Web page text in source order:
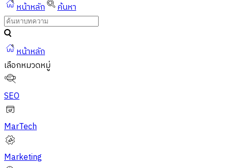
หน้าหลัก
ค้นหา
หน้าหลัก
เลือกหมวดหมู่
SEO
MarTech
Marketing